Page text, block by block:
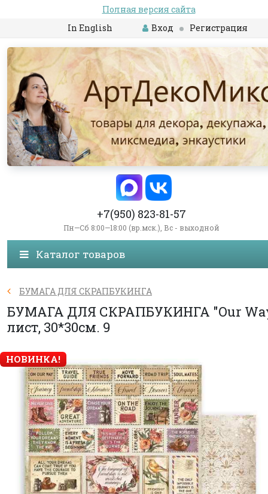
Полная версия сайта
In English
Вход Регистрация
+7(950) 823-81-57
Пн—Сб 8:00—18:00 (вр.мск.), Вс - выходной
Каталог товаров
БУМАГА ДЛЯ СКРАПБУКИНГА
БУМАГА ДЛЯ СКРАПБУКИНГА "Our
лист, 30*30см. 9
НОВИНКА!